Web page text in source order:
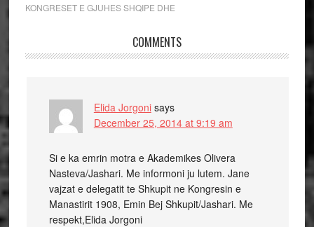
KONGRESET E GJUHES SHQIPE DHE
COMMENTS
Elida Jorgoni says
December 25, 2014 at 9:19 am
Si e ka emrin motra e Akademikes Olivera
Nasteva/Jashari. Me informoni ju lutem. Jane
vajzat e delegatit te Shkupit ne Kongresin e
Manastirit 1908, Emin Bej Shkupit/Jashari. Me
respekt,Elida Jorgoni